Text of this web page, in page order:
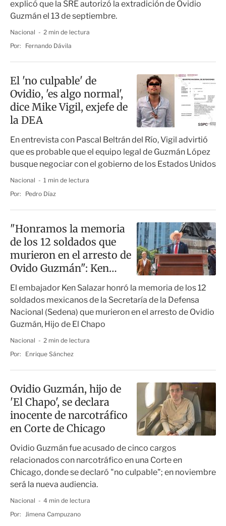
explicó que la SRE autorizó la extradición de Ovidio
Guzmán el 13 de septiembre.
Nacional
2 min de lectura
Por:
Fernando Dávila
El 'no culpable' de
Ovidio, 'es algo normal',
dice Mike Vigil, exjefe de
la DEA
En entrevista con Pascal Beltrán del Río, Vigil advirtió
que es probable que el equipo legal de Guzmán López
busque negociar con el gobierno de los Estados Unidos
Nacional
1 min de lectura
Por:
Pedro Díaz
"Honramos la memoria
de los 12 soldados que
murieron en el arresto de
Ovido Guzmán": Ken
Salazar
El embajador Ken Salazar honró la memoria de los 12
soldados mexicanos de la Secretaría de la Defensa
Nacional (Sedena) que murieron en el arresto de Ovidio
Guzmán, Hijo de El Chapo
Nacional
2 min de lectura
Por:
Enrique Sánchez
Ovidio Guzmán, hijo de
'El Chapo', se declara
inocente de narcotráfico
en Corte de Chicago
Ovidio Guzmán fue acusado de cinco cargos
relacionados con narcotráfico en una Corte en
Chicago, donde se declaró "no culpable"; en noviembre
será la nueva audiencia.
Nacional
4 min de lectura
Por: Jimena Campuzano